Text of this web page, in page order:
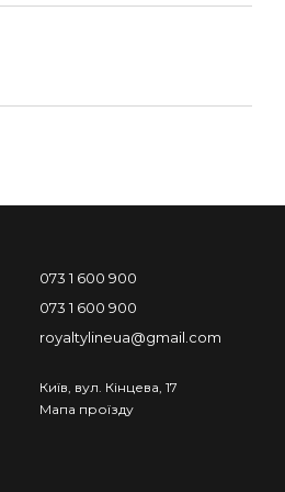
073 1 600 900
073 1 600 900
royaltylineua@gmail.com
Київ, вул. Кінцева, 17
Мапа проїзду